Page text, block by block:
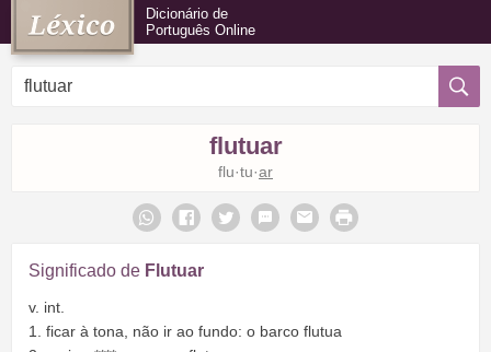
Dicionário de
Português Online
flutuar
flu·tu·ar
Significado de Flutuar
v. int.
1. ficar à tona, não ir ao fundo: o barco flutua